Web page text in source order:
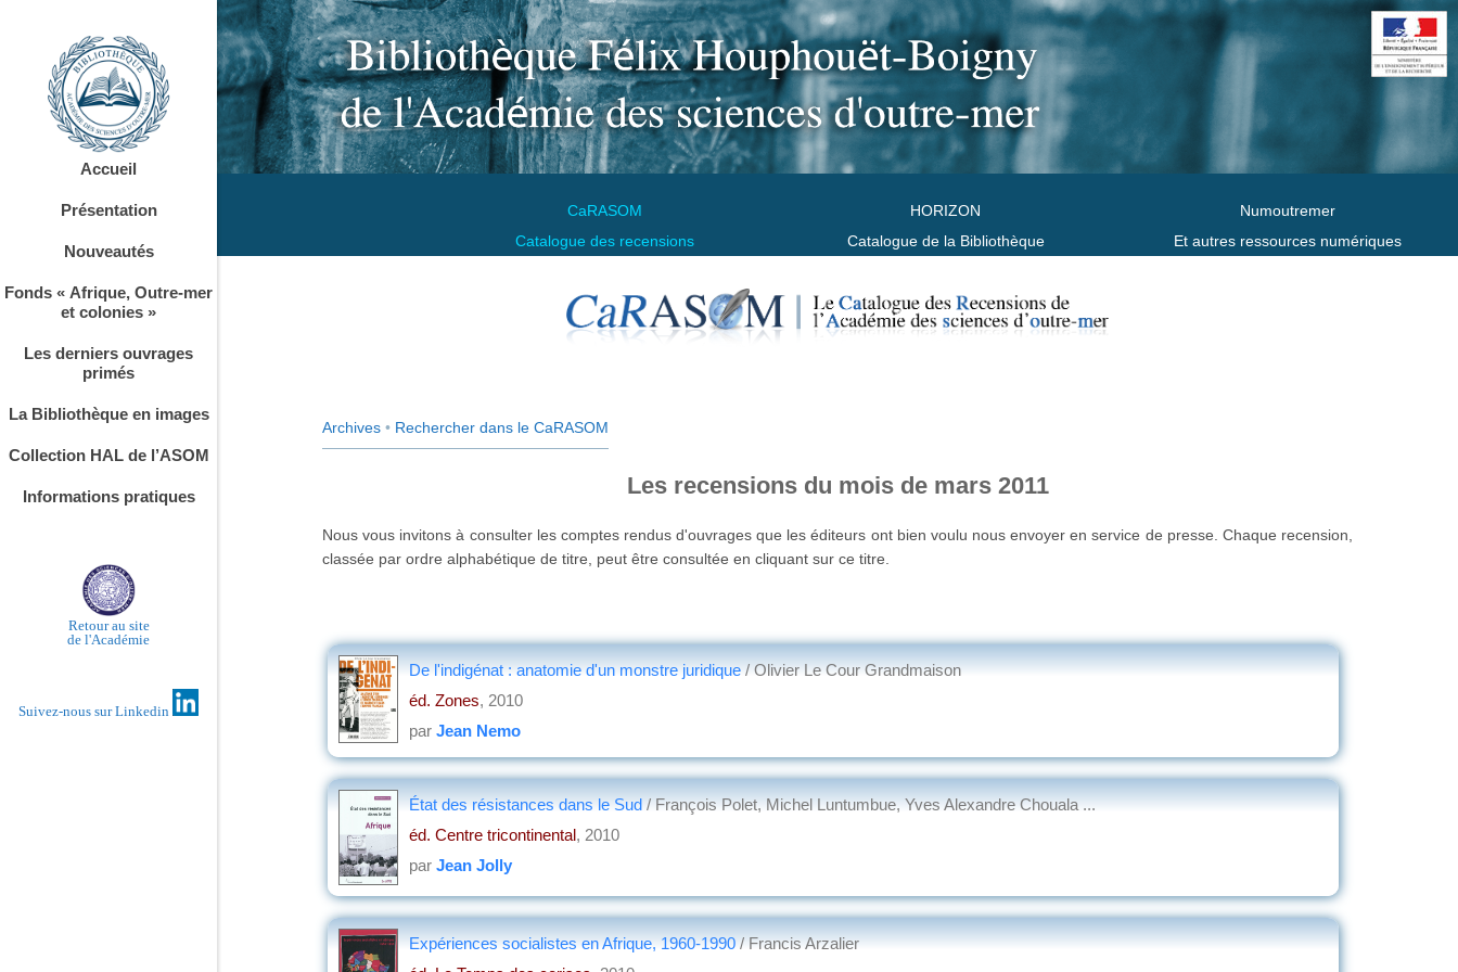
CaRASOM
Catalogue des recensions
HORIZON
Catalogue de la Bibliothèque
Numoutremer
Et autres ressources numériques
Accueil
Présentation
Nouveautés
Fonds « Afrique, Outre-mer
et colonies »
Les derniers ouvrages
primés
La Bibliothèque en images
Collection HAL de l’ASOM
Informations pratiques
Retour au site
de l'Académie
Suivez-nous sur Linkedin
Archives • Rechercher dans le CaRASOM
Les recensions du mois de mars 2011
Nous vous invitons à consulter les comptes rendus d'ouvrages que les éditeurs ont bien voulu nous envoyer en service de presse. Chaque recension,
classée par ordre alphabétique de titre, peut être consultée en cliquant sur ce titre.
De l'indigénat : anatomie d'un monstre juridique/ Olivier Le Cour Grandmaison
éd. Zones, 2010
par Jean Nemo
État des résistances dans le Sud/ François Polet, Michel Luntumbue, Yves Alexandre Chouala ...
éd. Centre tricontinental, 2010
par Jean Jolly
Expériences socialistes en Afrique, 1960-1990/ Francis Arzalier